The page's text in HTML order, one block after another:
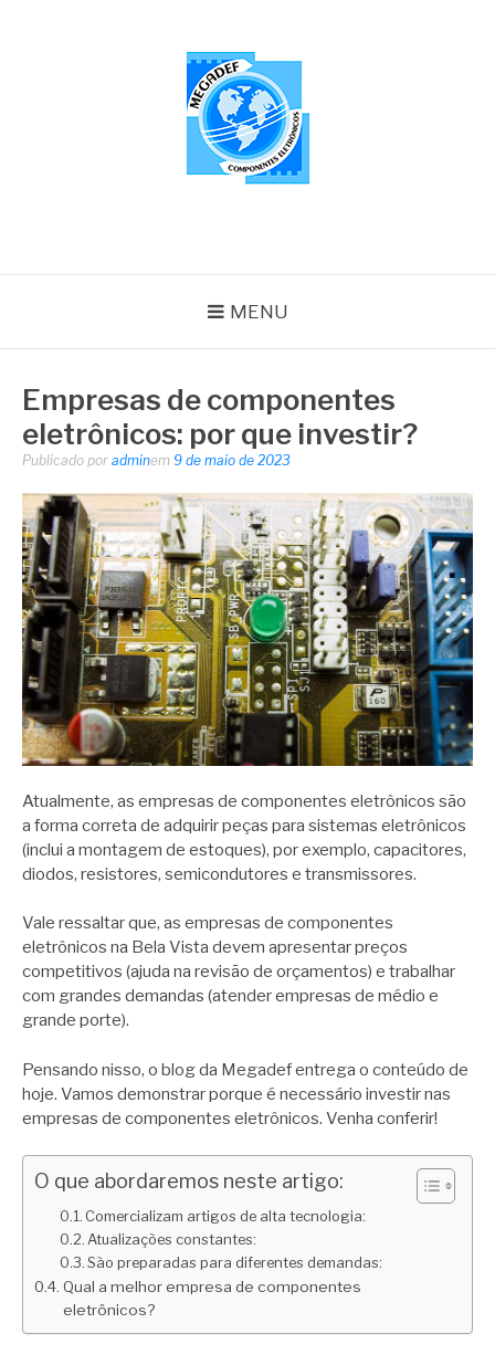
MENU
Empresas de componentes
eletrônicos: por que investir?
Publicado por adminem 9 de maio de 2023
Atualmente, as empresas de componentes eletrônicos são
a forma correta de adquirir peças para sistemas eletrônicos
(inclui a montagem de estoques), por exemplo, capacitores,
diodos, resistores, semicondutores e transmissores.
Vale ressaltar que, as empresas de componentes
eletrônicos na Bela Vista devem apresentar preços
competitivos (ajuda na revisão de orçamentos) e trabalhar
com grandes demandas (atender empresas de médio e
grande porte).
Pensando nisso, o blog da Megadef entrega o conteúdo de
hoje. Vamos demonstrar porque é necessário investir nas
empresas de componentes eletrônicos. Venha conferir!
O que abordaremos neste artigo:
Comercializam artigos de alta tecnologia:
Atualizações constantes:
São preparadas para diferentes demandas:
Qual a melhor empresa de componentes
eletrônicos?